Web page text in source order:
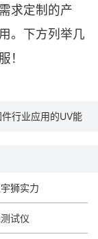
求定制的产
。下方列举几
！
件行业应用的UV能
狮实力
试仪